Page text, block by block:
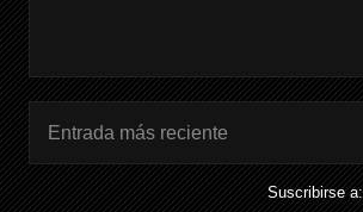
Entrada más reciente
Suscribirse a: